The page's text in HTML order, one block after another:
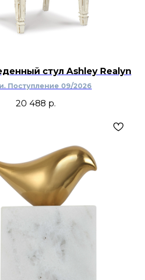
стул Ashley Realyn
Поступление 09/2026
20 488 р.